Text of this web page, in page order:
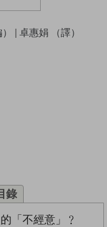
| 卓惠娟 （譯）
錄
「不經意」﹖